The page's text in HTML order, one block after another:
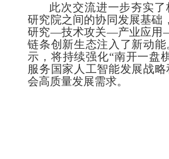
此次交流进一步夯实了
研究院之间的协同发展基础
研究—技术攻关—产业应用
链条创新生态注入了新动
示，将持续强化“南开一盘
服务国家人工智能发展战
会高质量发展需求。